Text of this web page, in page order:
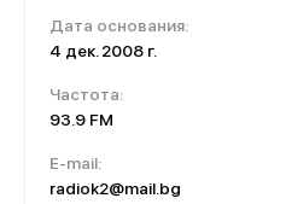
Дата основания:
4 дек. 2008 г.
Частота:
93.9 FM
E-mail:
radiok2@mail.bg